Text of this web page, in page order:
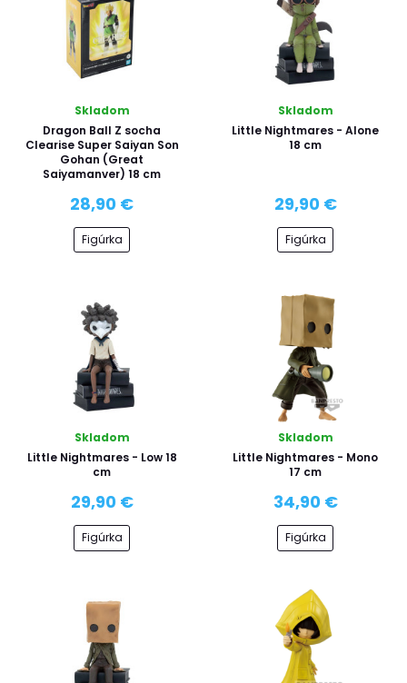
Skladom
Dragon Ball Z socha
Clearise Super Saiyan Son
Gohan (Great
Saiyamanver) 18 cm
28,90 €
Figúrka
Skladom
Little Nightmares - Alone
18 cm
29,90 €
Figúrka
Skladom
Little Nightmares - Low 18
cm
29,90 €
Figúrka
Skladom
Little Nightmares - Mono
17 cm
34,90 €
Figúrka